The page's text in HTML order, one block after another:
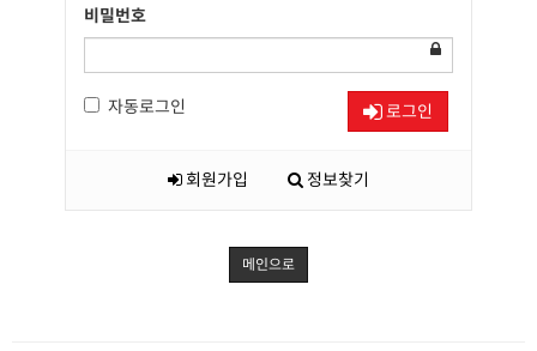
비밀번호
자동로그인 로그인
회원가입 정보찾기
메인으로